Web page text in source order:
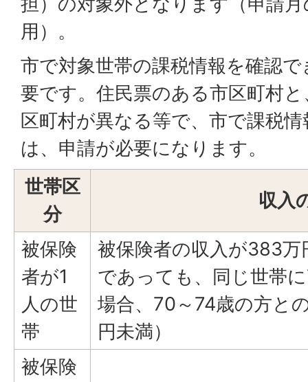
用）。
市で対象世帯の課税情報を確認
要です。住民票のある市区町村
区町村が異なる等で、市で課税
は、申請が必要になります。
世帯区
分
収入
被保険
者が1
人の世
帯
被保険者の収入が383
であっても、同じ世帯
場合、70～74歳の方と
円未満）
被保険